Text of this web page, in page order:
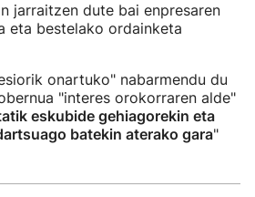
jarraitzen dute bai enpresaren
eta bestelako ordainketa
onartuko" nabarmendu du
"interes orokorraren alde"
eskubide gehiagorekin eta
batekin aterako gara"